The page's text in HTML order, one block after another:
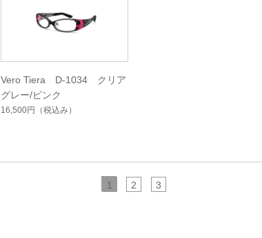
Vero Tiera D-1034 クリア
グレー/ピンク
16,500円 （税込み）
1 2 3